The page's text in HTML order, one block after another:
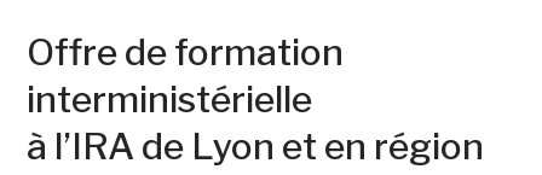
Offre de formation
interministérielle
à l’IRA de Lyon et en région